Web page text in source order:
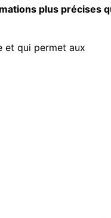
plus précises
et qui permet aux